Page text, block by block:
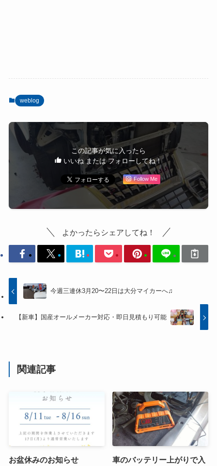
weblog
この記事が気に入ったら
いいね または フォローしてね！
Follow Me
よかったらシェアしてね！
今週三連休3月20〜22日は大分マイカーへ♫
【新車】国産オールメーカー対応・即日見積もり可能
関連記事
お盆休みのお知らせ
車のバッテリー上がりで入